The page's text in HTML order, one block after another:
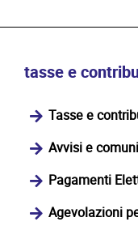
tasse e
Tasse e
Avvisi e
Pagamenti
Agevolazioni